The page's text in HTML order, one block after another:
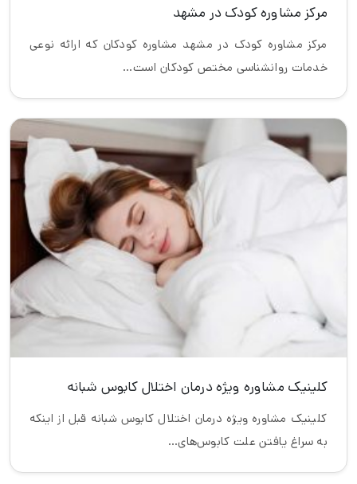
مرکز مشاوره کودک در مشهد
مرکز مشاوره کودک در مشهد مشاوره کودکان که ارائه نوعی
خدمات روانشناسی مختص کودکان است…
کلینیک مشاوره ویژه درمان اختلال کابوس شبانه
کلینیک مشاوره ویژه درمان اختلال کابوس شبانه قبل از اینکه
به سراغ یافتن علت کابوس‌های…